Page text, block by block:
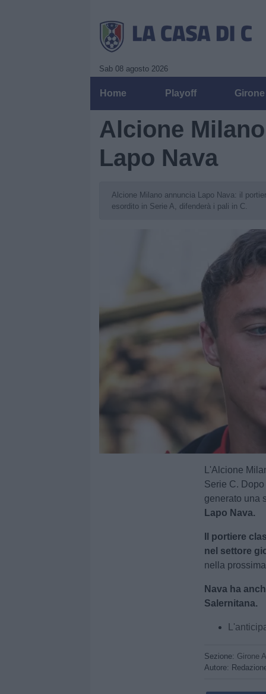
Sab 08 agosto 2026
Home Playoff Girone
Alcione
Lapo Nava
Alcione Milano annuncia Lapo Nava: il
esordito in Serie A, difenderà i pali in C.
L'Alcione
Serie C.
generato una
Lapo Nava.
Il portiere
nel settore
nella
Nava ha
Salernitana.
Sezione: Girone A
Autore: